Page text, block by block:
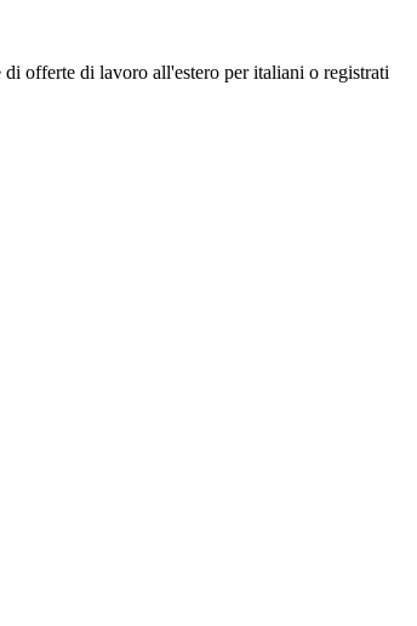
offerte di lavoro all'estero per italiani o registrati